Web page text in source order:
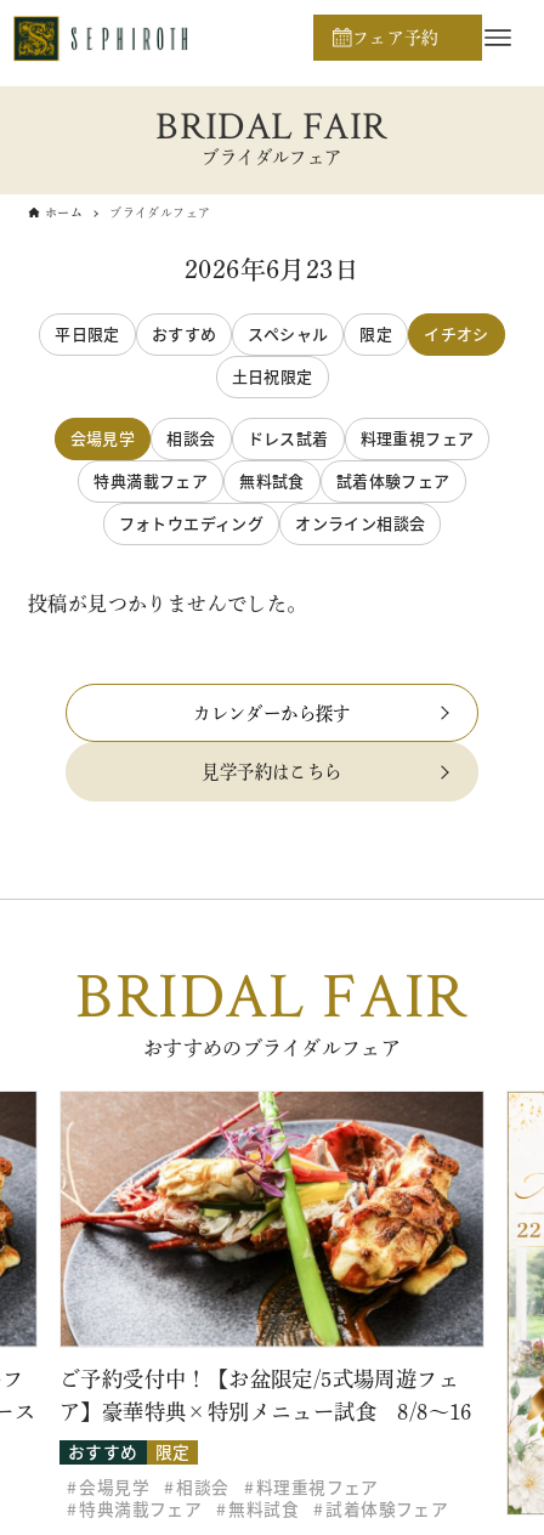
フェア予約
BRIDAL FAIR
ブライダルフェア
ホーム ブライダルフェア
2026年6月23日
平日限定 おすすめ スペシャル 限定
イチオシ
土日祝限定
会場見学 相談会 ドレス試着
料理重視フェア
特典満載フェア
無料試食
試着体験フェア
フォトウエディング
オンライン相談会
投稿が見つかりませんでした。
カレンダーから探す
見学予約はこちら
BRIDAL FAIR
おすすめのブライダルフェア
ス
ご予約受付中！【お盆限定/5式場周遊フェ
ア】豪華特典×特別メニュー試食 8/8～16
おすすめ
限定
会場見学
相談会
料理重視フェア
特典満載フェア
無料試食 試着体験フェア